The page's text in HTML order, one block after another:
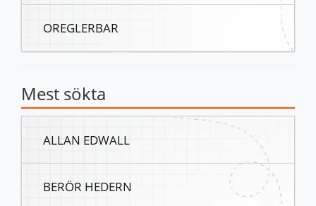
OREGLERBAR
Mest sökta
ALLAN EDWALL
BERÖR HEDERN